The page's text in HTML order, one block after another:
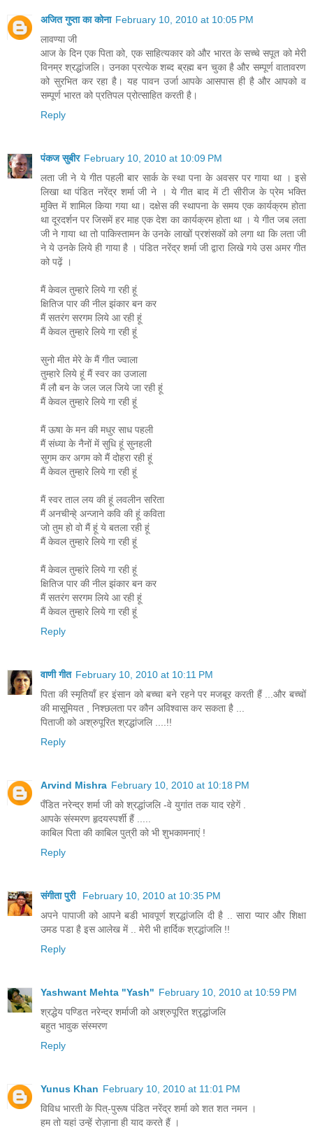
अजित गुप्ता का कोना February 10, 2010 at 10:05 PM
लावण्‍या जी
आज के दिन एक पिता को, एक साहित्‍यकार को और भारत के सच्‍चे सपूत को मेरी
विनम्र श्रद्धांजलि। उनका प्रत्‍येक शब्‍द ब्रह्म बन चुका है और सम्‍पूर्ण वातावरण
को सुरभित कर रहा है। यह पावन उर्जा आपके आसपास ही है और आपको व
सम्‍पूर्ण भारत को प्रतिपल प्रोत्‍साहित करती है।
Reply
पंकज सुबीर February 10, 2010 at 10:09 PM
लता जी ने ये गीत पहली बार सार्क के स्था पना के अवसर पर गाया था । इसे
लिखा था पंडित नरेंद्र शर्मा जी ने । ये गीत बाद में टी सीरीज के प्रेम भक्ति
मुक्ति में शामिल किया गया था। दक्षेस की स्थापना के समय एक कार्यक्रम होता
था दूरदर्शन पर जिसमें हर माह एक देश का कार्यक्रम होता था । ये गीत जब लता
जी ने गाया था तो पाकिस्तामन के उनके लाखों प्रशंसकों को लगा था कि लता जी
ने ये उनके लिये ही गाया है । पंडित नरेंद्र शर्मा जी द्वारा लिखे गये उस अमर गीत
को पढ़ें ।
मैं केवल तुम्हारे लिये गा रही हूं
क्षितिज पार की नील झंकार बन कर
मैं सतरंग सरगम लिये आ रही हूं
मैं केवल तुम्हारे लिये गा रही हूं
सुनो मीत मेरे के मैं गीत ज्वाला
तुम्हारे लिये हूं मैं स्वर का उजाला
मैं लौ बन के जल जल जिये जा रही हूं
मैं केवल तुम्हारे लिये गा रही हूं
मैं ऊषा के मन की मधुर साध पहली
मैं संध्या के नैनों में सुधि हूं सुनहली
सुगम कर अगम को मैं दोहरा रही हूं
मैं केवल तुम्हारे लिये गा रही हूं
मैं स्वर ताल लय की हूं लवलीन सरिता
मैं अनचीन्हे् अन्जाने कवि की हूं कविता
जो तुम हो वो मैं हूं ये बतला रही हूं
मैं केवल तुम्हारे लिये गा रही हूं
मैं केवल तुम्हांरे लिये गा रही हूं
क्षितिज पार की नील झंकार बन कर
मैं सतरंग सरगम लिये आ रही हूं
मैं केवल तुम्हारे लिये गा रही हूं
Reply
वाणी गीत February 10, 2010 at 10:11 PM
पिता की स्मृतियाँ हर इंसान को बच्चा बने रहने पर मजबूर करती हैं ...और बच्चों
की मासूमियत , निश्छलता पर कौन अविश्वास कर सकता है ...
पिताजी को अश्रुपूरित श्रद्धांजलि ....!!
Reply
Arvind Mishra February 10, 2010 at 10:18 PM
पँडित नरेन्द्र शर्मा जी को श्रद्धांजलि -वे युगांत तक याद रहेगें .
आपके संस्मरण हृदयस्पर्शी हैं .....
काबिल पिता की काबिल पुत्री को भी शुभकामनाएं !
Reply
संगीता पुरी
February 10, 2010 at 10:35 PM
अपने पापाजी को आपने बडी भावपूर्ण श्रद्धांजलि दी है .. सारा प्‍यार और शिक्षा
उमड पडा है इस आलेख में .. मेरी भी हार्दिक श्रद्धांजलि !!
Reply
Yashwant Mehta "Yash" February 10, 2010 at 10:59 PM
श्रद्धेय पण्डित नरेन्द्र शर्माजी को अश्रुपूरित श्रृद्धांजलि
बहुत भावुक संस्मरण
Reply
Yunus Khan February 10, 2010 at 11:01 PM
विविध भारती के पित्-पुरूष पंडित नरेंद्र शर्मा को शत शत नमन ।
हम तो यहां उन्‍हें रोज़ाना ही याद करते हैं ।